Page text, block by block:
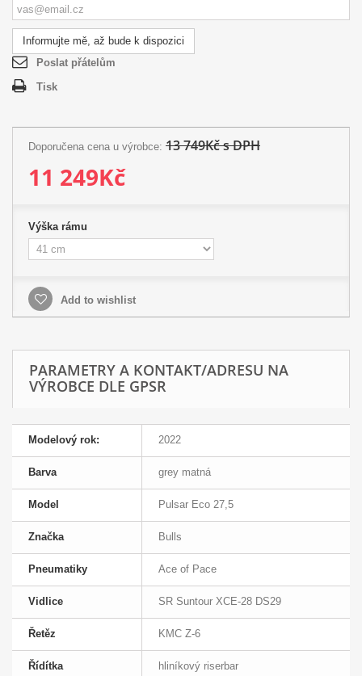
Informujte mě, až bude k dispozici
Poslat přátelům
Tisk
Doporučena cena u výrobce: 13 749Kč s DPH
11 249Kč
Výška rámu
Add to wishlist
PARAMETRY A KONTAKT/ADRESU NA
VÝROBCE DLE GPSR
Modelový rok: 2022
Barva grey matná
Model Pulsar Eco 27,5
Značka Bulls
Pneumatiky Ace of Pace
Vidlice SR Suntour XCE-28 DS29
Řetěz KMC Z-6
Řídítka hliníkový riserbar